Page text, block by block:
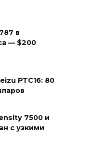
в
— $200
PTC16: 80
7500 и
с узкими